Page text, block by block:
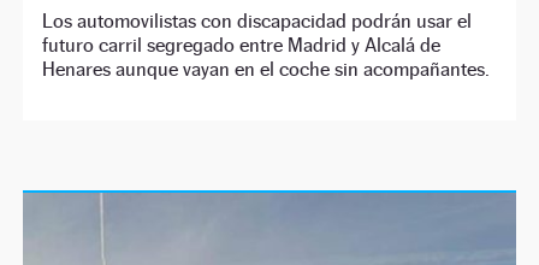
Los automovilistas con discapacidad podrán usar el
futuro carril segregado entre Madrid y Alcalá de
Henares aunque vayan en el coche sin acompañantes.